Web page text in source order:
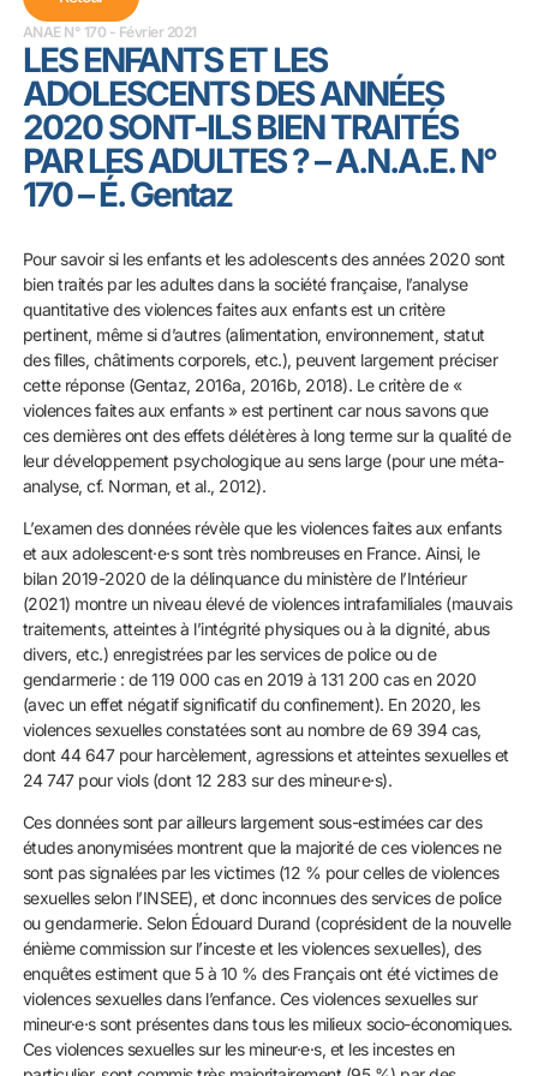
ANAE N° 170 - Février 2021
LES ENFANTS ET LES
ADOLESCENTS DES ANNÉES
2020 SONT-ILS BIEN TRAITÉS
PAR LES ADULTES ? – A.N.A.E. N°
170 – É. Gentaz
Pour savoir si les enfants et les adolescents des années 2020 sont
bien traités par les adultes dans la société française, l’analyse
quantitative des violences faites aux enfants est un critère
pertinent, même si d’autres (alimentation, environnement, statut
des filles, châtiments corporels, etc.), peuvent largement préciser
cette réponse (Gentaz, 2016a, 2016b, 2018). Le critère de «
violences faites aux enfants » est pertinent car nous savons que
ces dernières ont des effets délétères à long terme sur la qualité de
leur développement psychologique au sens large (pour une méta-
analyse, cf. Norman, et al., 2012).
L’examen des données révèle que les violences faites aux enfants
et aux adolescent·e·s sont très nombreuses en France. Ainsi, le
bilan 2019-2020 de la délinquance du ministère de l’Intérieur
(2021) montre un niveau élevé de violences intrafamiliales (mauvais
traitements, atteintes à l’intégrité physiques ou à la dignité, abus
divers, etc.) enregistrées par les services de police ou de
gendarmerie : de 119 000 cas en 2019 à 131 200 cas en 2020
(avec un effet négatif significatif du confinement). En 2020, les
violences sexuelles constatées sont au nombre de 69 394 cas,
dont 44 647 pour harcèlement, agressions et atteintes sexuelles et
24 747 pour viols (dont 12 283 sur des mineur·e·s).
Ces données sont par ailleurs largement sous-estimées car des
études anonymisées montrent que la majorité de ces violences ne
sont pas signalées par les victimes (12 % pour celles de violences
sexuelles selon l’INSEE), et donc inconnues des services de police
ou gendarmerie. Selon Édouard Durand (coprésident de la nouvelle
énième commission sur l’inceste et les violences sexuelles), des
enquêtes estiment que 5 à 10 % des Français ont été victimes de
violences sexuelles dans l’enfance. Ces violences sexuelles sur
mineur·e·s sont présentes dans tous les milieux socio-économiques.
Ces violences sexuelles sur les mineur·e·s, et les incestes en